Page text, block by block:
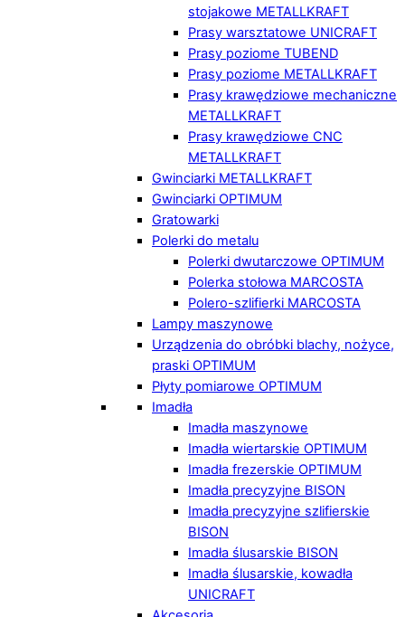
stojakowe METALLKRAFT
Prasy warsztatowe UNICRAFT
Prasy poziome TUBEND
Prasy poziome METALLKRAFT
Prasy krawędziowe mechaniczne
METALLKRAFT
Prasy krawędziowe CNC
METALLKRAFT
Gwinciarki METALLKRAFT
Gwinciarki OPTIMUM
Gratowarki
Polerki do metalu
Polerki dwutarczowe OPTIMUM
Polerka stołowa MARCOSTA
Polero-szlifierki MARCOSTA
Lampy maszynowe
Urządzenia do obróbki blachy, nożyce,
praski OPTIMUM
Płyty pomiarowe OPTIMUM
Imadła
Imadła maszynowe
Imadła wiertarskie OPTIMUM
Imadła frezerskie OPTIMUM
Imadła precyzyjne BISON
Imadła precyzyjne szlifierskie
BISON
Imadła ślusarskie BISON
Imadła ślusarskie, kowadła
UNICRAFT